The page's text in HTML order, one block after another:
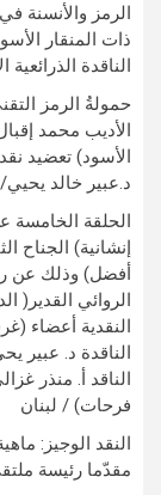
الرمز والأنسنة
ذات المنقار
الناقدة
حمولةُ الرمز
الأديب محمد
الأسود) تعضيد
د.عبير خالد
الحلقة الخامسة
إنشانية) الجناح
أفضل) وذلك عن
الروائي القدير(
الناقد أ. منذر
فرحات) / لبنان
النقد الوجيز:
مقدّما رئيسة